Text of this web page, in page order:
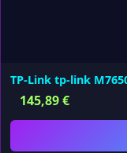
TP-Link tp-link
145,89€